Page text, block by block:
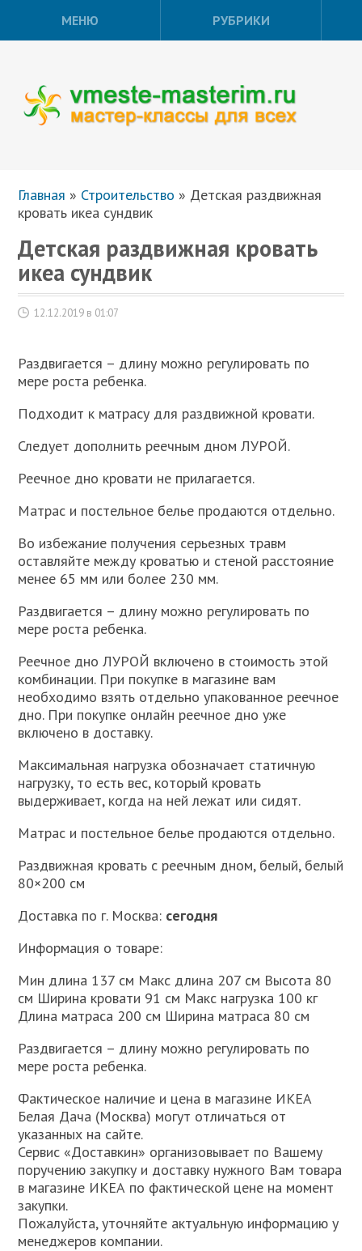
МЕНЮ РУБРИКИ
Главная » Строительство » Детская раздвижная
кровать икеа сундвик
Детская раздвижная кровать
икеа сундвик
12.12.2019 в 01:07
Раздвигается – длину можно регулировать по
мере роста ребенка.
Подходит к матрасу для раздвижной кровати.
Следует дополнить реечным дном ЛУРОЙ.
Реечное дно кровати не прилагается.
Матрас и постельное белье продаются отдельно.
Во избежание получения серьезных травм
оставляйте между кроватью и стеной расстояние
менее 65 мм или более 230 мм.
Раздвигается – длину можно регулировать по
мере роста ребенка.
Реечное дно ЛУРОЙ включено в стоимость этой
комбинации. При покупке в магазине вам
необходимо взять отдельно упакованное реечное
дно. При покупке онлайн реечное дно уже
включено в доставку.
Максимальная нагрузка обозначает статичную
нагрузку, то есть вес, который кровать
выдерживает, когда на ней лежат или сидят.
Матрас и постельное белье продаются отдельно.
Раздвижная кровать с реечным дном, белый, белый
80×200 см
Доставка по г. Москва: сегодня
Информация о товаре:
Мин длина 137 см Макс длина 207 см Высота 80
см Ширина кровати 91 см Макс нагрузка 100 кг
Длина матраса 200 см Ширина матраса 80 см
Раздвигается – длину можно регулировать по
мере роста ребенка.
Фактическое наличие и цена в магазине ИКЕА
Белая Дача (Москва) могут отличаться от
указанных на сайте.
Сервис «Доставкин» организовывает по Вашему
поручению закупку и доставку нужного Вам товара
в магазине ИКЕА по фактической цене на момент
закупки.
Пожалуйста, уточняйте актуальную информацию у
менеджеров компании.